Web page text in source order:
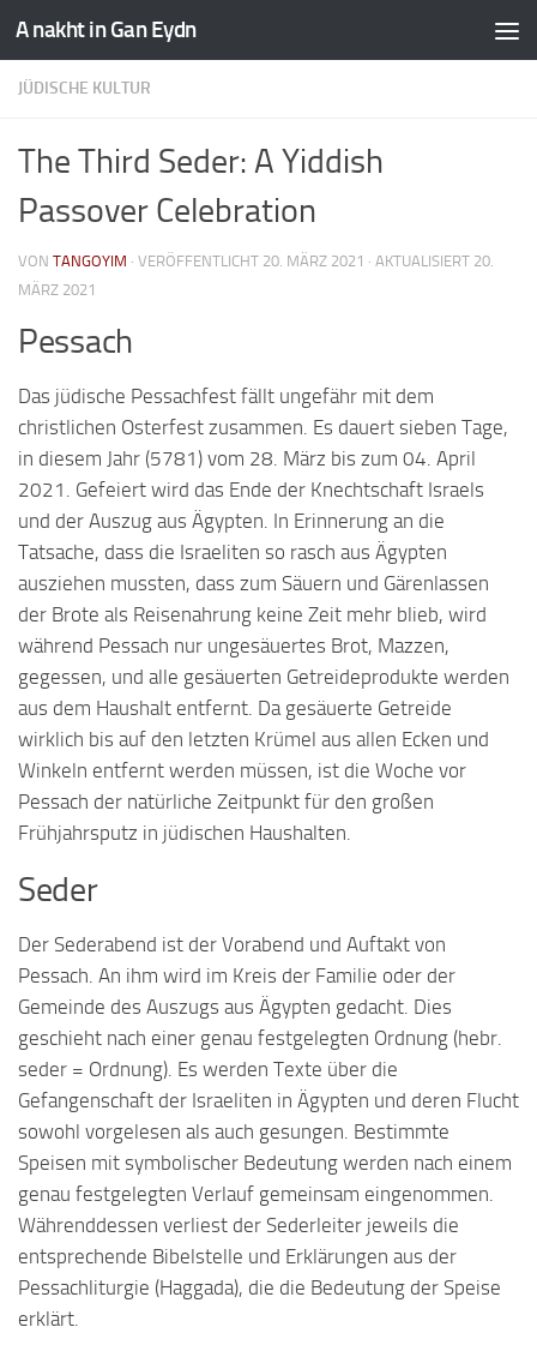
A nakht in Gan Eydn
JÜDISCHE KULTUR
The Third Seder: A Yiddish
Passover Celebration
VON TANGOYIM · VERÖFFENTLICHT 20. MÄRZ 2021 · AKTUALISIERT 20.
MÄRZ 2021
Pessach
Das jüdische Pessachfest fällt ungefähr mit dem
christlichen Osterfest zusammen. Es dauert sieben Tage,
in diesem Jahr (5781) vom 28. März bis zum 04. April
2021. Gefeiert wird das Ende der Knechtschaft Israels
und der Auszug aus Ägypten. In Erinnerung an die
Tatsache, dass die Israeliten so rasch aus Ägypten
ausziehen mussten, dass zum Säuern und Gärenlassen
der Brote als Reisenahrung keine Zeit mehr blieb, wird
während Pessach nur ungesäuertes Brot, Mazzen,
gegessen, und alle gesäuerten Getreideprodukte werden
aus dem Haushalt entfernt. Da gesäuerte Getreide
wirklich bis auf den letzten Krümel aus allen Ecken und
Winkeln entfernt werden müssen, ist die Woche vor
Pessach der natürliche Zeitpunkt für den großen
Frühjahrsputz in jüdischen Haushalten.
Seder
Der Sederabend ist der Vorabend und Auftakt von
Pessach. An ihm wird im Kreis der Familie oder der
Gemeinde des Auszugs aus Ägypten gedacht. Dies
geschieht nach einer genau festgelegten Ordnung (hebr.
seder = Ordnung). Es werden Texte über die
Gefangenschaft der Israeliten in Ägypten und deren Flucht
sowohl vorgelesen als auch gesungen. Bestimmte
Speisen mit symbolischer Bedeutung werden nach einem
genau festgelegten Verlauf gemeinsam eingenommen.
Währenddessen verliest der Sederleiter jeweils die
entsprechende Bibelstelle und Erklärungen aus der
Pessachliturgie (Haggada), die die Bedeutung der Speise
erklärt.